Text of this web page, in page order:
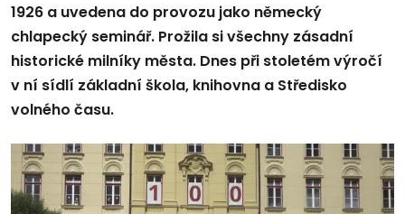
1926 a uvedena do provozu jako německý
chlapecký seminář. Prožila si všechny zásadní
historické milníky města. Dnes při stoletém výročí
v ní sídlí základní škola, knihovna a Středisko
volného času.